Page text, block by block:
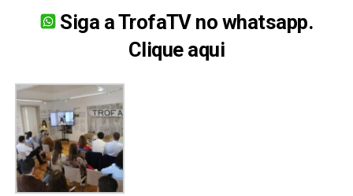
Siga a TrofaTV no whatsapp.
Clique aqui